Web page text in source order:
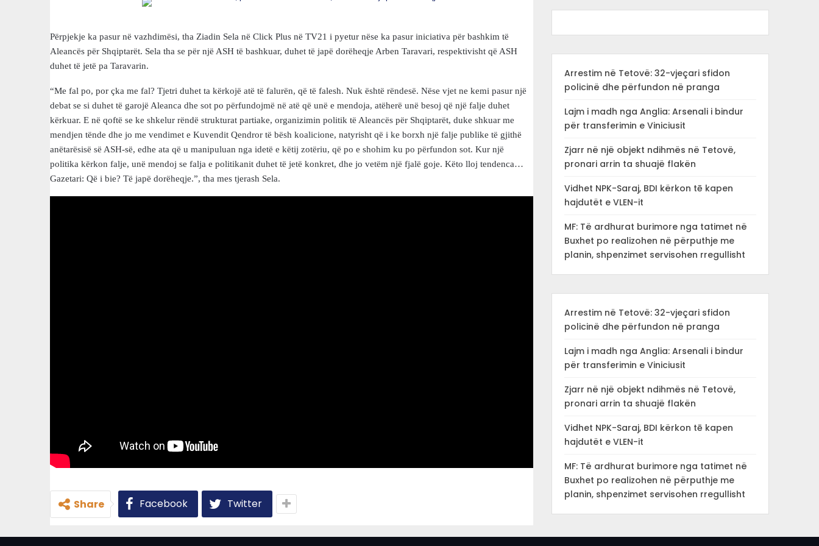
Përpjekje ka pasur në vazhdimësi, tha Ziadin Sela në Click Plus në TV21 i pyetur nëse ka pasur iniciativa për bashkim të
Aleancës për Shqiptarët. Sela tha se për një ASH të bashkuar, duhet të japë dorëheqje Arben Taravari, respektivisht që ASH
duhet të jetë pa Taravarin.
“Me fal po, por çka me fal? Tjetri duhet ta kërkojë atë të falurën, që të falesh. Nuk është rëndesë. Nëse vjet ne kemi pasur një
debat se si duhet të garojë Aleanca dhe sot po përfundojmë në atë që unë e mendoja, atëherë unë besoj që një falje duhet
kërkuar. E në qoftë se ke shkelur rëndë strukturat partiake, organizimin politik të Aleancës për Shqiptarët, duke shkuar me
mendjen tënde dhe jo me vendimet e Kuvendit Qendror të bësh koalicione, natyrisht që i ke borxh një falje publike të gjithë
anëtarësisë së ASH-së, edhe ata që u manipuluan nga idetë e këtij zotëriu, që po e shohim ku po përfundon sot. Kur një
politika kërkon falje, unë mendoj se falja e politikanit duhet të jetë konkret, dhe jo vetëm një fjalë goje. Këto lloj tendenca…
Gazetari: Që i bie? Të japë dorëheqje.”, tha mes tjerash Sela.
Share Facebook Twitter
Arrestim në Tetovë: 32-vjeçari sfidon
policinë dhe përfundon në pranga
Lajm i madh nga Anglia: Arsenali i bindur
për transferimin e Viniciusit
Zjarr në një objekt ndihmës në Tetovë,
pronari arrin ta shuajë flakën
Vidhet NPK-Saraj, BDI kërkon tē kapen
hajdutët e VLEN-it
MF: Të ardhurat burimore nga tatimet në
Buxhet po realizohen në përputhje me
planin, shpenzimet servisohen rregullisht
Arrestim në Tetovë: 32-vjeçari sfidon
policinë dhe përfundon në pranga
Lajm i madh nga Anglia: Arsenali i bindur
për transferimin e Viniciusit
Zjarr në një objekt ndihmës në Tetovë,
pronari arrin ta shuajë flakën
Vidhet NPK-Saraj, BDI kërkon tē kapen
hajdutët e VLEN-it
MF: Të ardhurat burimore nga tatimet në
Buxhet po realizohen në përputhje me
planin, shpenzimet servisohen rregullisht